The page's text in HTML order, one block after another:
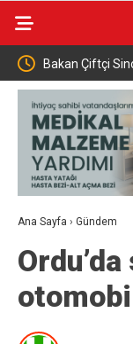
525 milyon TL’lik
daha hızlı
Ana Sayfa › Gündem